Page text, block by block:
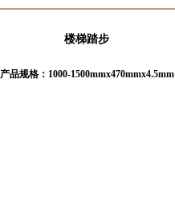
楼梯踏步
产品规格：1000-1500mmx470mmx4.5mm